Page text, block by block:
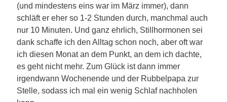
(und mindestens eins war im März immer), dann
schläft er eher so 1-2 Stunden durch, manchmal auch
nur 10 Minuten. Und ganz ehrlich, Stillhormonen sei
dank schaffe ich den Alltag schon noch, aber oft war
ich diesen Monat an dem Punkt, an dem ich dachte,
es geht nicht mehr. Zum Glück ist dann immer
irgendwann Wochenende und der Rubbelpapa zur
Stelle, sodass ich mal ein wenig Schlaf nachholen